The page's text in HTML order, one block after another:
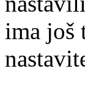
ima još